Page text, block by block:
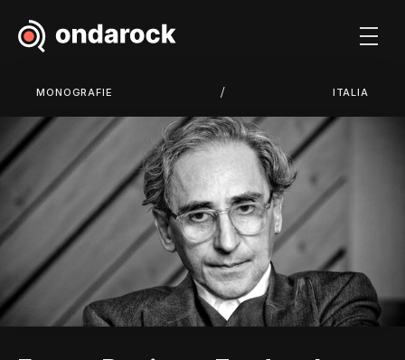
MONOGRAFIE / ITALIA